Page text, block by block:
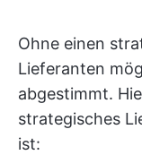
Ohne einen
Lieferanten
abgestimmt.
strategisches
ist: